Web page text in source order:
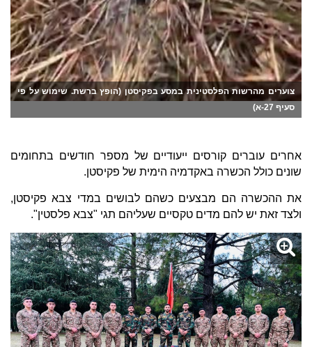
צוערים מהרשות הפלסטינית במסע בפקיסטן (הופץ ברשת. שימוש על פי
סעיף 27-א)
אחרים עוברים קורסים ייעודיים של מספר חודשים בתחומים
שונים כולל הכשרה באקדמיה הימית של פקיסטן.
את ההכשרה הם מבצעים כשהם לבושים במדי צבא פקיסטן,
ולצד זאת יש להם מדים טקסיים שעליהם תגי "צבא פלסטין".